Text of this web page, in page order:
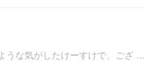
うな気がしたけーすけで、ござ ...